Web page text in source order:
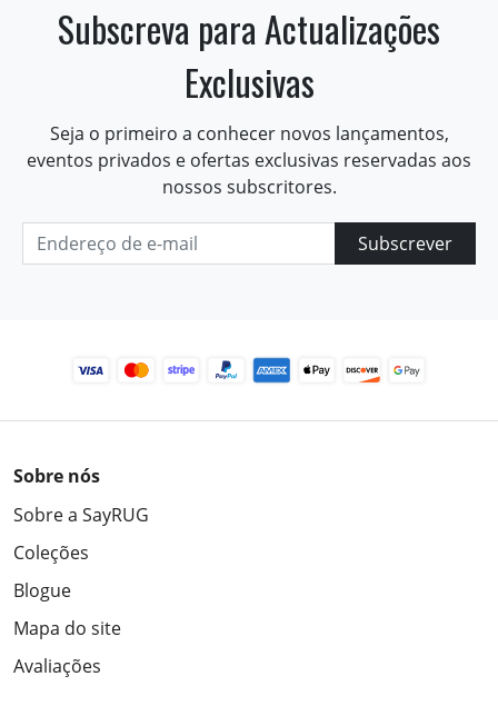
Subscreva para Actualizações
Exclusivas
Seja o primeiro a conhecer novos lançamentos,
eventos privados e ofertas exclusivas reservadas aos
nossos subscritores.
Subscrever
Sobre nós
Sobre a SayRUG
Coleções
Blogue
Mapa do site
Avaliações